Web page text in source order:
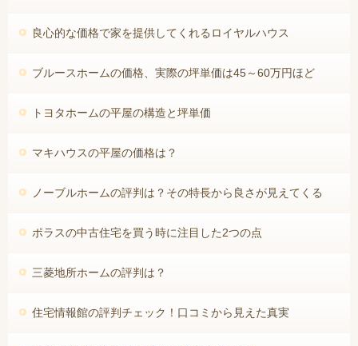
良心的な価格で家を提供してくれるロイヤルハウス
ブルースホームの価格、実際の坪単価は45～60万円ほど
トヨタホームの平屋の構造と坪単価
マキハウスの平屋の価格は？
ノーブルホームの評判は？その特長から良さが見えてくる
ポラスの中古住宅を買う時に注目した2つの点
三菱地所ホームの評判は？
住宅情報館の評判チェック！口コミから見えた真実